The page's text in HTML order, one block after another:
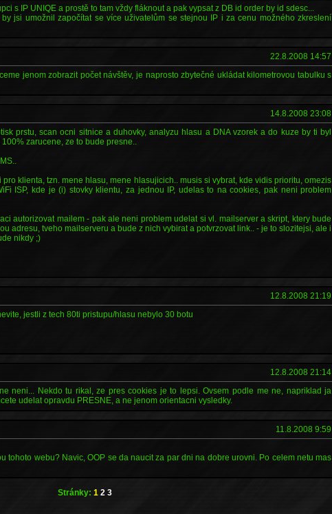
s IP UNIQE a prostě to tam vždy fláknout a pak vypsat z DB id order by id sdesc...
jsi umožnil započítat se více uživatelům se stejnou IP i za cenu možného zkreslení
22.8.2008 14:57
jenom zobrazit počet návštěv, je naprosto zbytečné ukládat kilometrovou tabulku s
14.8.2008 23:08
prstu, scan ocni sitnice a duhovky, analyzu hlasu a DNA vzorek a do kuze by ti byl
zarucene, ze to bude presne..
klienta, tzn. mene hlasu, mene hlasujicich.. musis si vybrat, kde vidis prioritu, omezis
ISP, kde je (i) stovky klientu, za jednou IP, udelas to na cookies, pak neni problem
autorizovat mailem - pak ale neni problem udelat si vl. mailserver a skript, ktery bude
adresu, tveho mailserveru a bude z nich vybirat a potvrzovat link.. - je to slozitejsi, ale i
nikdy ;)
12.8.2008 21:19
jestli z tech 80ti pristupu/hlasu nebylo 30 botu
12.8.2008 21:14
neni... Nekdo tu rikal, ze pres cookies je to lepsi. Ovsem podle me ne, napriklad ja
udelat opravdu PRESNE, a ne jenom orientacni vysledky.
11.8.2008 9:59
tohoto webu? Navic, OOP se da naucit za par dni na dobre urovni. Po celem netu mas
Stránky: 1 2 3